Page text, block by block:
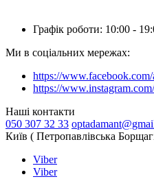
Графік роботи: 10:00 -
Ми в соціальних мережах:
https://www.facebook.com/
https://
Наші контакти
050 307 32 33
Київ ( Петропавлівська
Viber
Viber